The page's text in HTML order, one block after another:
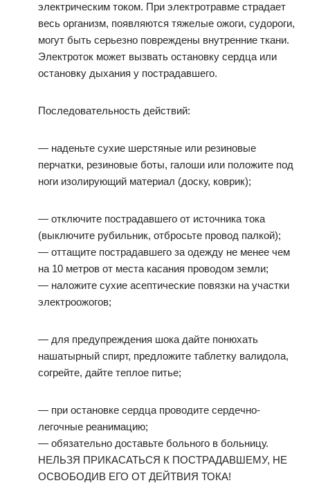
электрическим током. При электротравме страдает
весь организм, появляются тяжелые ожоги, судороги,
могут быть серьезно повреждены внутренние ткани.
Электроток может вызвать остановку сердца или
остановку дыхания у пострадавшего.
Последовательность действий:
— наденьте сухие шерстяные или резиновые
перчатки, резиновые боты, галоши или положите под
ноги изолирующий материал (доску, коврик);
— отключите пострадавшего от источника тока
(выключите рубильник, отбросьте провод палкой);
— оттащите пострадавшего за одежду не менее чем
на 10 метров от места касания проводом земли;
— наложите сухие асептические повязки на участки
электроожогов;
— для предупреждения шока дайте понюхать
нашатырный спирт, предложите таблетку валидола,
согрейте, дайте теплое питье;
— при остановке сердца проводите сердечно-
легочные реанимацию;
— обязательно доставьте больного в больницу.
НЕЛЬЗЯ ПРИКАСАТЬСЯ К ПОСТРАДАВШЕМУ, НЕ
ОСВОБОДИВ ЕГО ОТ ДЕЙТВИЯ ТОКА!